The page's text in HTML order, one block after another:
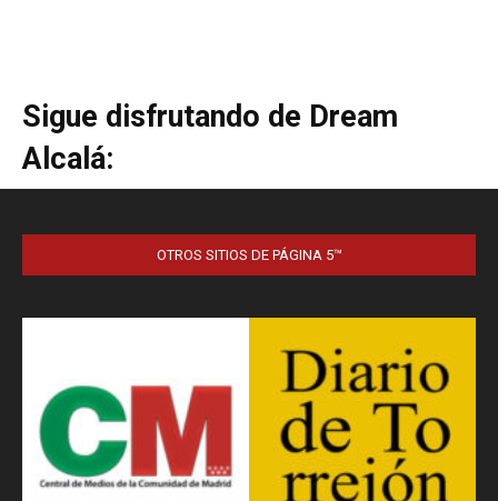
OTROS SITIOS DE PÁGINA 5™